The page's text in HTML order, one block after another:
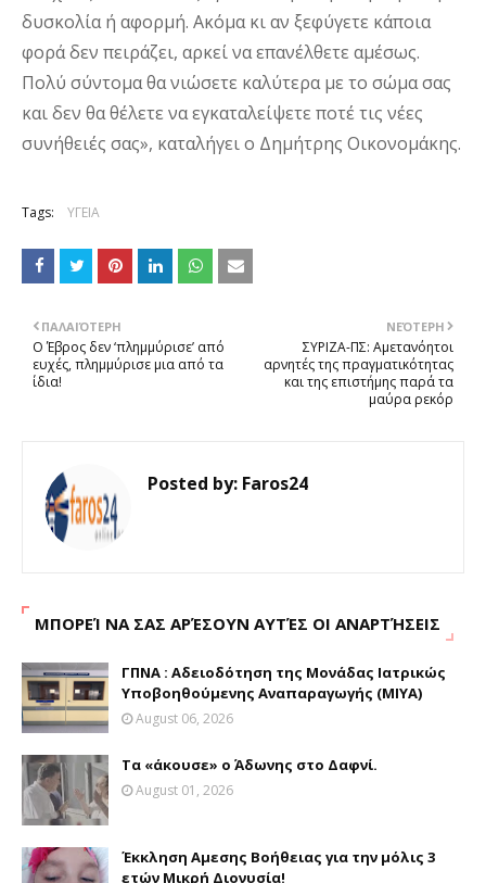
δυσκολία ή αφορμή. Ακόμα κι αν ξεφύγετε κάποια
φορά δεν πειράζει, αρκεί να επανέλθετε αμέσως.
Πολύ σύντομα θα νιώσετε καλύτερα με το σώμα σας
και δεν θα θέλετε να εγκαταλείψετε ποτέ τις νέες
συνήθειές σας», καταλήγει ο Δημήτρης Οικονομάκης.
Tags: ΥΓΕΙΑ
ΝΕΌΤΕΡΗ
ΣΥΡΙΖΑ-ΠΣ: Αμετανόητοι
αρνητές της πραγματικότητας
και της επιστήμης παρά τα
μαύρα ρεκόρ
ΠΑΛΑΙΌΤΕΡΗ
Ο Έβρος δεν ‘πλημμύρισε’ από
ευχές, πλημμύρισε μια από τα
ίδια!
Posted by: Faros24
ΜΠΟΡΕΊ ΝΑ ΣΑΣ ΑΡΈΣΟΥΝ ΑΥΤΈΣ ΟΙ ΑΝΑΡΤΉΣΕΙΣ
ΓΠΝΑ : Aδειοδότηση της Μονάδας Ιατρικώς
Υποβοηθούμενης Αναπαραγωγής (ΜΙΥΑ)
August 06, 2026
Τα «άκουσε» ο Άδωνης στο Δαφνί.
August 01, 2026
Έκκληση Αμεσης Βοήθειας για την μόλις 3
ετών Μικρή Διονυσία!